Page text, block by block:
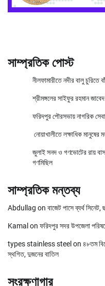
সাম্প্রতিক পোস্ট
নীলফামারীতে নদীর বালু চুরিতে
শ্রীমঙ্গলের সাইফুর রহমান
ফরিদপুর পৌরসভায় নাগরিক
নোয়াখালীতে লক্ষাধিক মানুষের
জুলাই সনদ ও গণভোটের রায়
গণমিছিল
সাম্প্রতিক মন্তব্য
Abdullag on বাজেট পাসে ব্যর্থ
Kamal on ফরিদপুর সদর উপজেলা
types stainless steel on ৪৮তম
স্থগিত, দুজনের বাতিল
সংরক্ষণাগার